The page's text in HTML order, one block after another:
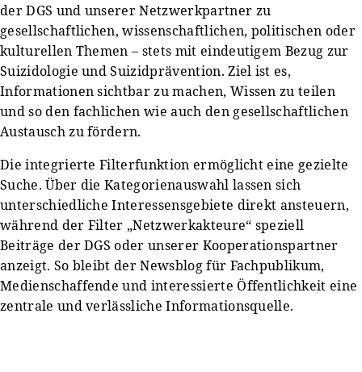
der DGS und unserer Netzwerkpartner zu
gesellschaftlichen, wissenschaftlichen, politischen oder
kulturellen Themen – stets mit eindeutigem Bezug zur
Suizidologie und Suizidprävention. Ziel ist es,
Informationen sichtbar zu machen, Wissen zu teilen
und so den fachlichen wie auch den gesellschaftlichen
Austausch zu fördern.
Die integrierte Filterfunktion ermöglicht eine gezielte
Suche. Über die Kategorienauswahl lassen sich
unterschiedliche Interessensgebiete direkt ansteuern,
während der Filter „Netzwerkakteure“ speziell
Beiträge der DGS oder unserer Kooperationspartner
anzeigt. So bleibt der Newsblog für Fachpublikum,
Medienschaffende und interessierte Öffentlichkeit eine
zentrale und verlässliche Informationsquelle.